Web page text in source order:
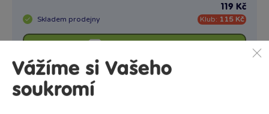
Skladem prodejny
119 Kč
Klub: 115 Kč
Vážíme si Vašeho
soukromí